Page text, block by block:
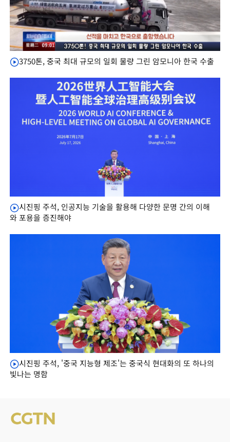
3750톤, 중국 최대 규모의 일회 물량 그린 암모니아 한국 수출
시진핑 주석, 인공지능 기술을 활용해 다양한 문명 간의 이해
와 포용을 증진해야
시진핑 주석, '중국 지능형 제조'는 중국식 현대화의 또 하나의
빛나는 명함